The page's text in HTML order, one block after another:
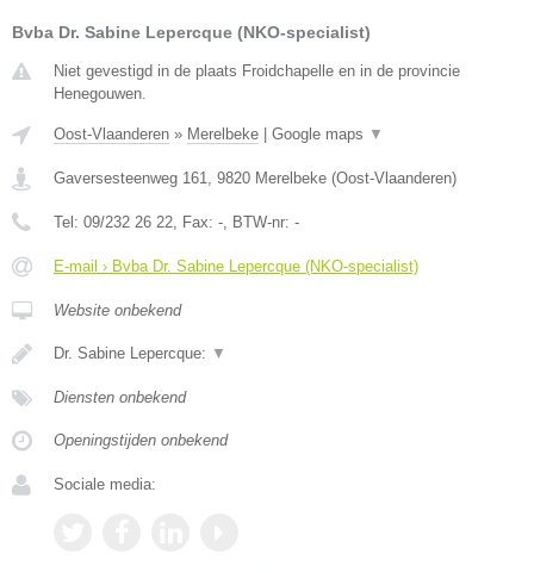
Bvba Dr. Sabine Lepercque (NKO-specialist)
Niet gevestigd in de plaats Froidchapelle en in de provincie
Henegouwen.
Oost-Vlaanderen » Merelbeke Google maps ▼
Gaversesteenweg 161, 9820 Merelbeke (Oost-Vlaanderen)
Tel: 09/232 26 22, Fax: -, BTW-nr: -
E-mail › Bvba Dr. Sabine Lepercque (NKO-specialist)
Website onbekend
Dr. Sabine Lepercque: ▼
Diensten onbekend
Openingstijden onbekend
Sociale media: